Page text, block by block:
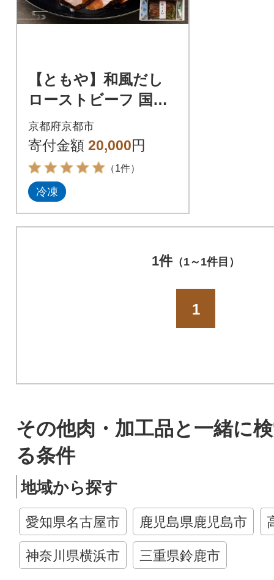
【ともや】和風だし
ローストビーフ 国内
産黒毛和牛 ウチヒラ
350g
京都府京都市
寄付金額 20,000円
（1件）
冷凍
1件（1～1件目）
1
その他肉・加工品と一緒に
る条件
地域から探す
愛知県名古屋市 鹿児島県鹿児島市
神奈川県横浜市 三重県鈴鹿市